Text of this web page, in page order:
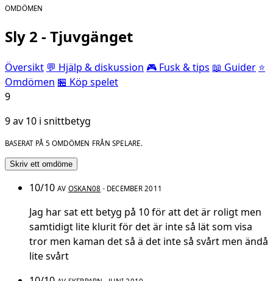
OMDÖMEN
Sly 2 - Tjuvgänget
Översikt 💬 Hjälp & diskussion 🎮 Fusk & tips 📖 Guider ⭐
Omdömen 🏪 Köp spelet
9
9 av 10 i snittbetyg
BASERAT PÅ 5 OMDÖMEN FRÅN SPELARE.
Skriv ett omdöme
10/10 AV OSKAN08 · DECEMBER 2011
Jag har sat ett betyg på 10 för att det är roligt men
samtidigt lite klurit för det är inte så lät som visa
tror men kaman det så ä det inte så svårt men ändå
lite svårt